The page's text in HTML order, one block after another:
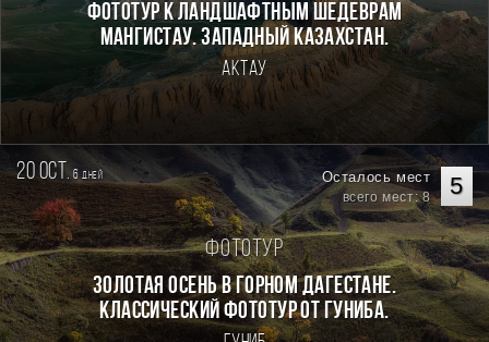
Фототур к ландшафтным шедеврам
Мангистау. Западный Казахстан.
Актау
20 oct. 6дней 5
Осталось мест
всего мест: 8
Фототур
Золотая осень в горном Дагестане.
Классический фототур от Гуниба.